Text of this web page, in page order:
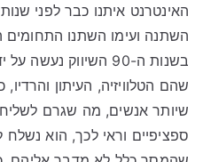
השתנה ועימו השתנו התחומים
בשנות ה-90 השיווק
שהם הטלוויזיה, העיתון
שיותר אנשים, מה שגרם
ספציפיים וראי לכך, הוא